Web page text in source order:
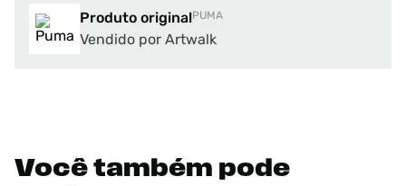
Produto originalPUMA
Vendido por Artwalk
Você também pode